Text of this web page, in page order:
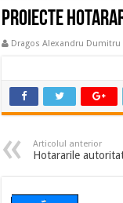
Proiecte
Dragos Alexandru Dumitru
Articolul anterior
Hotararile